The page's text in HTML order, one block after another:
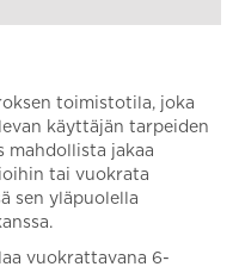
toimistotila, joka
käyttäjän tarpeiden
mahdollista jakaa
tai vuokrata
sen yläpuolella
vuokrattavana 6-